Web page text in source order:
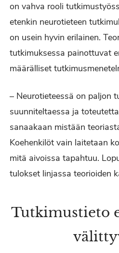
on vahva rooli
etenkin neurotieteen
on usein hyvin erilainen.
tutkimuksessa painottuvat
määrälliset
– Neurotieteessä on paljon
suunniteltaessa ja
sanaakaan mistään
Koehenkilöt vain laitetaan
mitä aivoissa tapahtuu.
tulokset linjassa teorioiden
Tutkimustieto